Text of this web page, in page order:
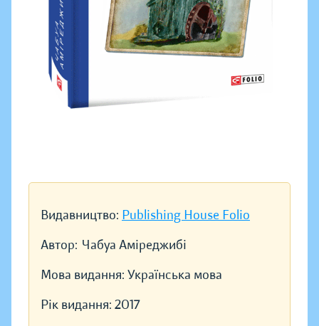
Видавництво: Publishing House Folio
Автор: Чабуа Аміреджибі
Мова видання: Українська мова
Рік видання: 2017